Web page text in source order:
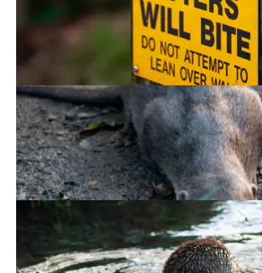
Sleeeeeeeepy bunny
Great, now I want to check it!